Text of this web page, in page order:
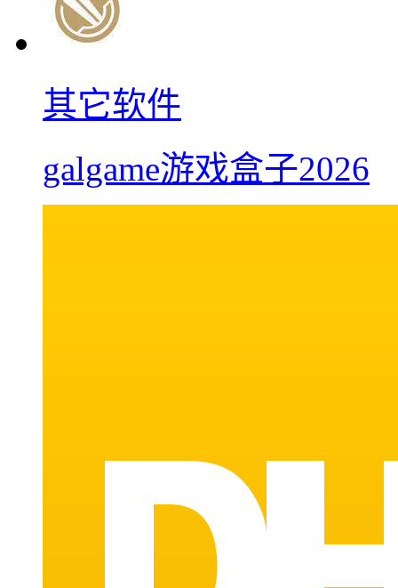
其它软件
galgame游戏盒子2026